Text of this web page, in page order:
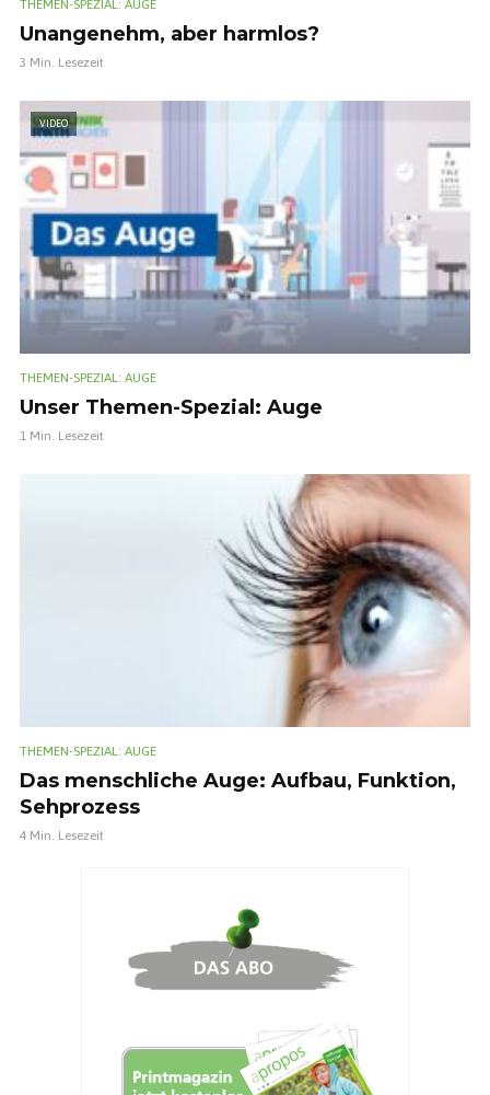
THEMEN-SPEZIAL: AUGE
Unangenehm, aber harmlos?
3 Min. Lesezeit
VIDEO
THEMEN-SPEZIAL: AUGE
Unser Themen-Spezial: Auge
1 Min. Lesezeit
THEMEN-SPEZIAL: AUGE
Das menschliche Auge: Aufbau, Funktion,
Sehprozess
4 Min. Lesezeit